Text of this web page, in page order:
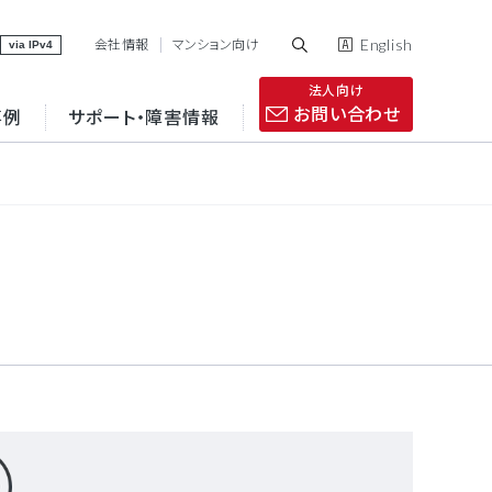
via IPv4 会社情報 マンション向け English
サポート・障害情報
法人向け
お問い合わせ